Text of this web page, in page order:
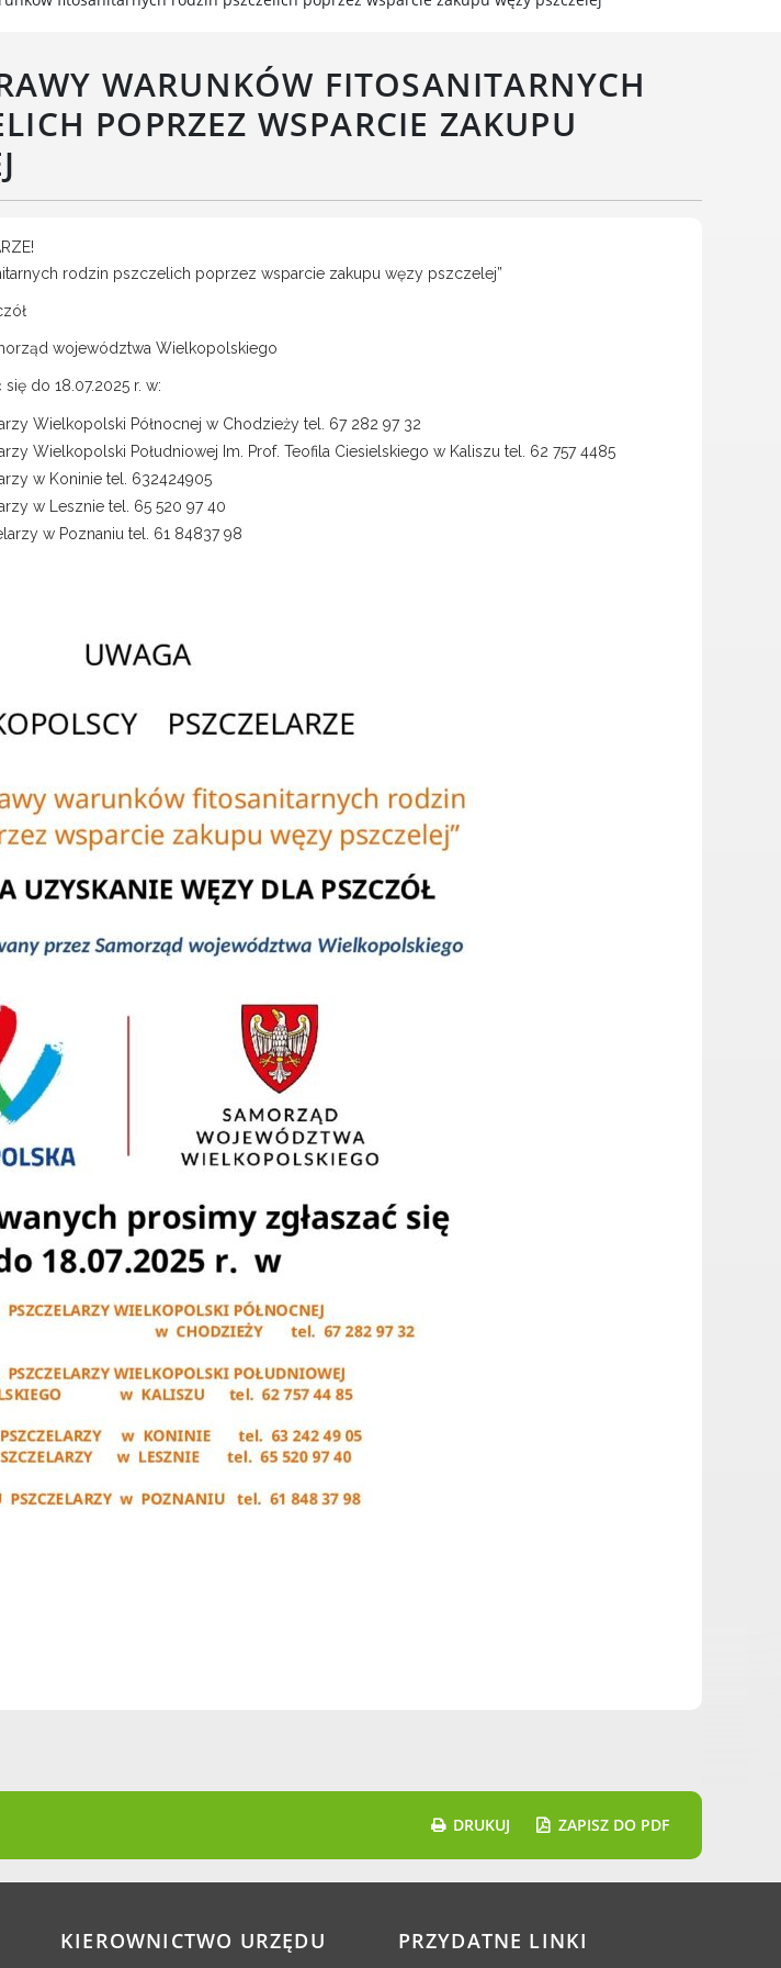
Rada Gospodarcza
i Przemysłu Rolno-
Spożywczego w Szreniawie
PTTK
WARUNKÓW FITOSANITARNYCH
POPRZEZ WSPARCIE ZAKUPU
rodzin pszczelich poprzez wsparcie zakupu węzy pszczelej”
województwa Wielkopolskiego
do 18.07.2025 r. w:
Wielkopolski Północnej w Chodzieży tel. 67 282 97 32
Wielkopolski Południowej Im. Prof. Teofila Ciesielskiego w Kaliszu tel. 62 757 4485
w Koninie tel. 632424905
w Lesznie tel. 65 520 97 40
w Poznaniu tel. 61 84837 98
DRUKUJ ZAPISZ DO PDF
KIEROWNICTWO URZĘDU PRZYDATNE LINKI